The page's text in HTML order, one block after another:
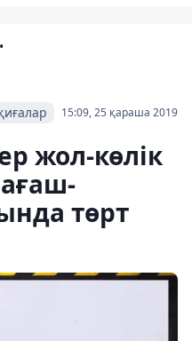
15:09, 25 қараша 2019
жол-көлік
төрт